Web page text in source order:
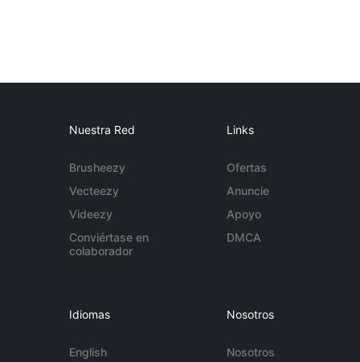
Nuestra Red
Brusheezy
Vecteezy
Videezy
Conviértase en
colaborador
Links
Ofertas
Anuncie
Apoyo
DMCA
Idiomas
English
Nosotros
Nosotros